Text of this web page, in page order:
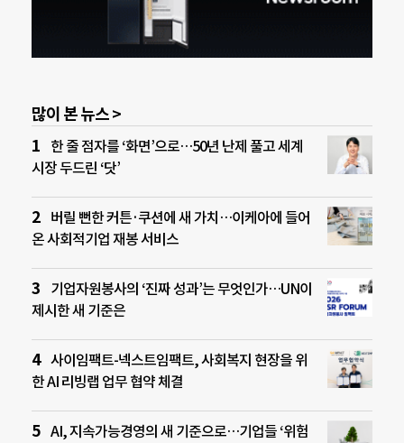
많이 본 뉴스 >
한 줄 점자를 ‘화면’으로…50년 난제 풀고 세계
시장 두드린 ‘닷’
버릴 뻔한 커튼·쿠션에 새 가치…이케아에 들어
온 사회적기업 재봉 서비스
기업자원봉사의 ‘진짜 성과’는 무엇인가…UN이
제시한 새 기준은
사이임팩트-넥스트임팩트, 사회복지 현장을 위
한 AI 리빙랩 업무 협약 체결
AI, 지속가능경영의 새 기준으로…기업들 ‘위험